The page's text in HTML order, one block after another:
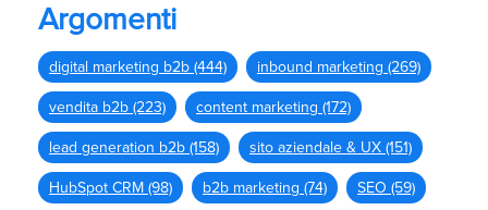
Argomenti
digital marketing b2b (444) inbound marketing (269)
vendita b2b (223) content marketing (172)
lead generation b2b (158) sito aziendale & UX (151)
HubSpot CRM (98) b2b marketing (74) SEO (59)